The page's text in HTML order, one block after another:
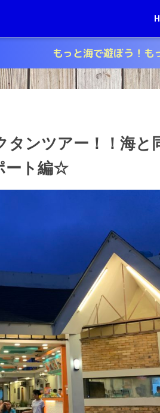
もっと海で遊ぼう！も
タンツアー！！海と
ート編☆